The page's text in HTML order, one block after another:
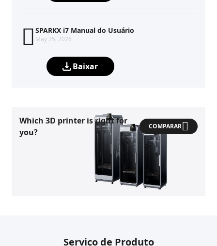
SPARKX i7 Manual do Usuário
May 25, 2026
Baixar
Which 3D printer is right for
you?
COMPARAR
Serviço de Produto